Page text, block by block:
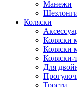
Манежи
Шезлонги
Коляски
Коляски
Коляски
Коляски-
Для
Трости